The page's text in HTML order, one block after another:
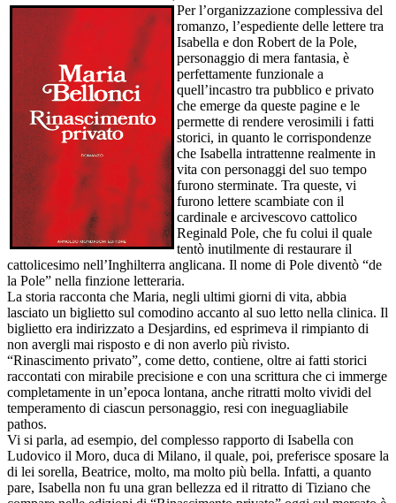
Per l’organizzazione complessiva del
romanzo, l’espediente delle lettere tra
Isabella e don Robert de la Pole,
personaggio di mera fantasia, è
perfettamente funzionale a
quell’incastro tra pubblico e privato
che emerge da queste pagine e le
permette di rendere verosimili i fatti
storici, in quanto le corrispondenze
che Isabella intrattenne realmente in
vita con personaggi del suo tempo
furono sterminate. Tra queste, vi
furono lettere scambiate con il
cardinale e arcivescovo cattolico
Reginald Pole, che fu colui il quale
tentò inutilmente di restaurare il
cattolicesimo nell’Inghilterra anglicana. Il nome di Pole diventò “de
la Pole” nella finzione letteraria.
La storia racconta che Maria, negli ultimi giorni di vita, abbia
lasciato un biglietto sul comodino accanto al suo letto nella clinica. Il
biglietto era indirizzato a Desjardins, ed esprimeva il rimpianto di
non avergli mai risposto e di non averlo più rivisto.
“Rinascimento privato”, come detto, contiene, oltre ai fatti storici
raccontati con mirabile precisione e con una scrittura che ci immerge
completamente in un’epoca lontana, anche ritratti molto vividi del
temperamento di ciascun personaggio, resi con ineguagliabile
pathos.
Vi si parla, ad esempio, del complesso rapporto di Isabella con
Ludovico il Moro, duca di Milano, il quale, poi, preferisce sposare la
di lei sorella, Beatrice, molto, ma molto più bella. Infatti, a quanto
pare, Isabella non fu una gran bellezza ed il ritratto di Tiziano che